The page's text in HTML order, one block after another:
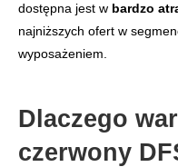
dostępna jest w bardzo
najniższych ofert w
wyposażeniem.
Dlaczego
czerwony